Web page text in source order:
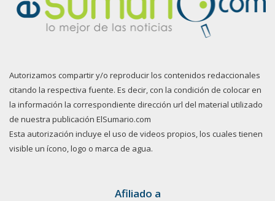
Autorizamos compartir y/o reproducir los contenidos redaccionales
citando la respectiva fuente. Es decir, con la condición de colocar en
la información la correspondiente dirección url del material utilizado
de nuestra publicación ElSumario.com
Esta autorización incluye el uso de videos propios, los cuales tienen
visible un ícono, logo o marca de agua.
Afiliado a